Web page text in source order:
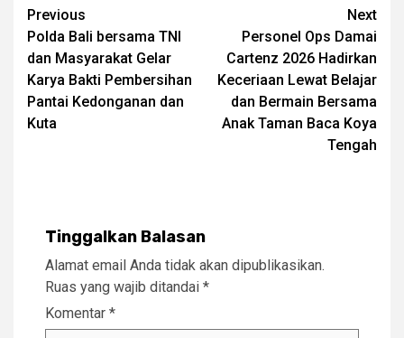
Post
navigation
Previous
Polda Bali bersama TNI
dan Masyarakat Gelar
Karya Bakti Pembersihan
Pantai Kedonganan dan
Kuta
Next
Personel Ops Damai
Cartenz 2026 Hadirkan
Keceriaan Lewat Belajar
dan Bermain Bersama
Anak Taman Baca Koya
Tengah
Tinggalkan Balasan
Alamat email Anda tidak akan dipublikasikan.
Ruas yang wajib ditandai *
Komentar *